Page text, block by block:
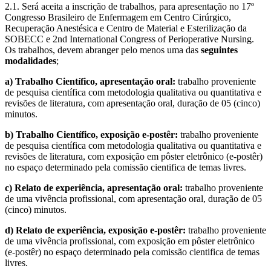
2.1. Será aceita a inscrição de trabalhos, para apresentação no 17º
Congresso Brasileiro de Enfermagem em Centro Cirúrgico,
Recuperação Anestésica e Centro de Material e Esterilização da
SOBECC e 2nd International Congress of Perioperative Nursing.
Os trabalhos, devem abranger pelo menos uma das seguintes
modalidades;
a) Trabalho Científico, apresentação oral: trabalho proveniente
de pesquisa científica com metodologia qualitativa ou quantitativa e
revisões de literatura, com apresentação oral, duração de 05 (cinco)
minutos.
b) Trabalho Científico, exposição e-postêr: trabalho proveniente
de pesquisa científica com metodologia qualitativa ou quantitativa e
revisões de literatura, com exposição em pôster eletrônico (e-postêr)
no espaço determinado pela comissão cientifica de temas livres.
c) Relato de experiência, apresentação oral: trabalho proveniente
de uma vivência profissional, com apresentação oral, duração de 05
(cinco) minutos.
d) Relato de experiência, exposição e-postêr: trabalho proveniente
de uma vivência profissional, com exposição em pôster eletrônico
(e-postêr) no espaço determinado pela comissão cientifica de temas
livres.